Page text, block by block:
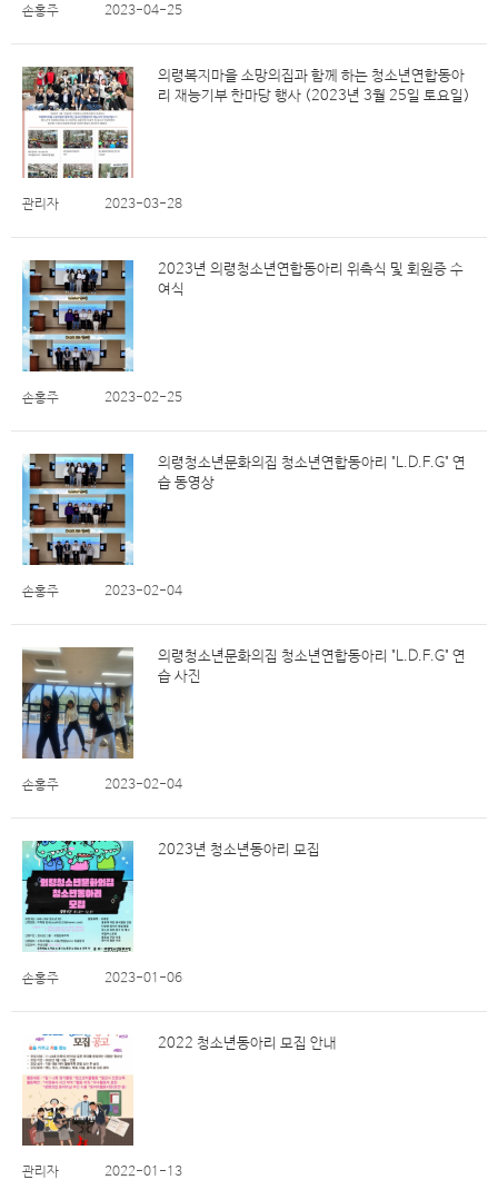
손홍주 2023-04-25
의령복지마을 소망의집과 함께 하는 청소년연합동아
리 재능기부 한마당 행사 (2023년 3월 25일 토요일)
관리자 2023-03-28
2023년 의령청소년연합동아리 위촉식 및 회원증 수
여식
손홍주 2023-02-25
의령청소년문화의집 청소년연합동아리 "L.D.F.G" 연
습 동영상
손홍주 2023-02-04
의령청소년문화의집 청소년연합동아리 "L.D.F.G" 연
습 사진
손홍주 2023-02-04
2023년 청소년동아리 모집
손홍주 2023-01-06
2022 청소년동아리 모집 안내
관리자 2022-01-13